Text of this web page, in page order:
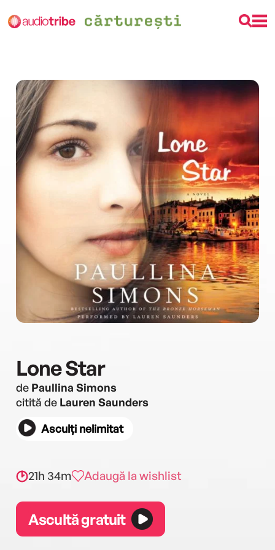
Lone Star
de Paullina Simons
citită de Lauren Saunders
Asculți nelimitat
21h 34m Adaugă la wishlist
Ascultă gratuit